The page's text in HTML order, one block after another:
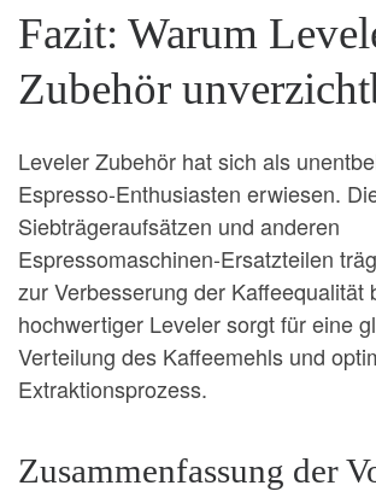
Fazit: Warum
Zubehör
Leveler Zubehör hat sich als
Espresso-Enthusiasten erwiesen.
Siebträgeraufsätzen und anderen
Espressomaschinen-Ersatzteilen
zur Verbesserung der Kaffeequalität
hochwertiger Leveler sorgt für eine
Verteilung des Kaffeemehls und
Extraktionsprozess.
Zusammenfassung der